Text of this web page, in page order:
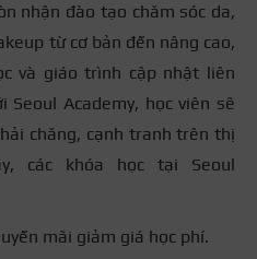
nhận đào tạo chăm sóc da,
từ cơ bản đến nâng cao,
và giáo trình cập nhật liên
Seoul Academy, học viên sẽ
chăng, cạnh tranh trên thị
các khóa học tại Seoul
mãi giảm giá học phí.